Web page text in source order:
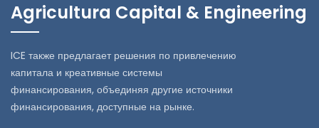
Agricultura Capital & Engineering
ICE также предлагает решения по привлечению
капитала и креативные системы
финансирования, объединяя другие источники
финансирования, доступные на рынке.